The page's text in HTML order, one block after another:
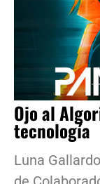
Ojo al
tecnología
Luna